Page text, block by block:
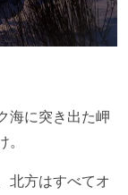
海に突き出た岬
北方はすべてオ